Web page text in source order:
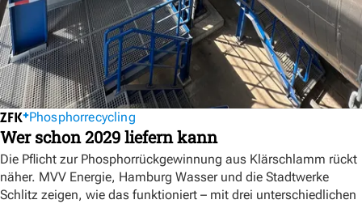
Phosphorrecycling
Wer schon 2029 liefern kann
Die Pflicht zur Phosphorrückgewinnung aus Klärschlamm rückt
näher. MVV Energie, Hamburg Wasser und die Stadtwerke
Schlitz zeigen, wie das funktioniert – mit drei unterschiedlichen